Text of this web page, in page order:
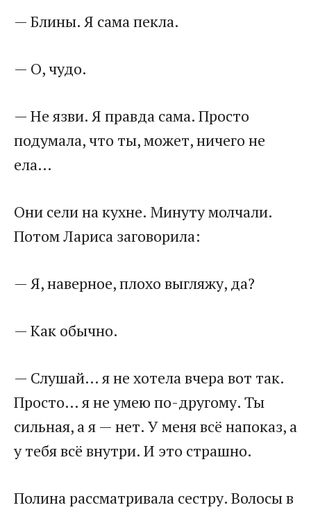
— Блины. Я сама пекла.
— О, чудо.
— Не язви. Я правда сама. Просто
подумала, что ты, может, ничего не
ела…
Они сели на кухне. Минуту молчали.
Потом Лариса заговорила:
— Я, наверное, плохо выгляжу, да?
— Как обычно.
— Слушай… я не хотела вчера вот так.
Просто… я не умею по-другому. Ты
сильная, а я — нет. У меня всё напоказ, а
у тебя всё внутри. И это страшно.
Полина рассматривала сестру. Волосы в